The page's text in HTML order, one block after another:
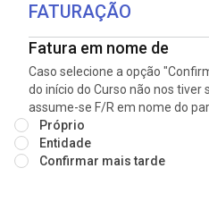
FATURAÇÃO
Fatura em nome de
Caso selecione a opção
do início do Curso não nos
assume-se F/R em nome do
Próprio
Entidade
Confirmar mais tarde